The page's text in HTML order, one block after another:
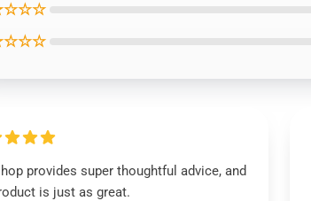
provides super thoughtful advice, and
is just as great.